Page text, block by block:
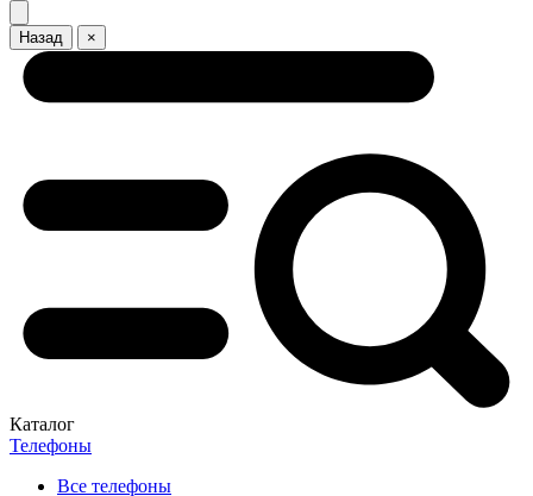
Назад ×
Каталог
Телефоны
Все телефоны